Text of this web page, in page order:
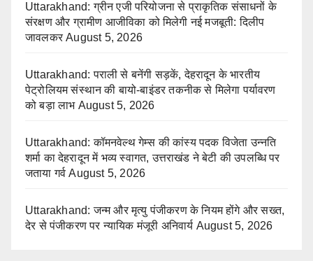
Uttarakhand: ग्रीन एजी परियोजना से प्राकृतिक संसाधनों के
संरक्षण और ग्रामीण आजीविका को मिलेगी नई मजबूती: दिलीप
जावलकर August 5, 2026
Uttarakhand: पराली से बनेंगी सड़कें, देहरादून के भारतीय
पेट्रोलियम संस्थान की बायो-बाइंडर तकनीक से मिलेगा पर्यावरण
को बड़ा लाभ August 5, 2026
Uttarakhand: कॉमनवेल्थ गेम्स की कांस्य पदक विजेता उन्नति
शर्मा का देहरादून में भव्य स्वागत, उत्तराखंड ने बेटी की उपलब्धि पर
जताया गर्व August 5, 2026
Uttarakhand: जन्म और मृत्यु पंजीकरण के नियम होंगे और सख्त,
देर से पंजीकरण पर न्यायिक मंजूरी अनिवार्य August 5, 2026